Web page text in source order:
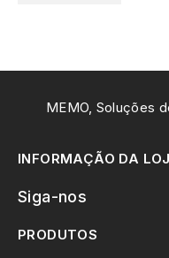
MEMO, Soluções
INFORMAÇÃO DA
Siga-nos
PRODUTOS